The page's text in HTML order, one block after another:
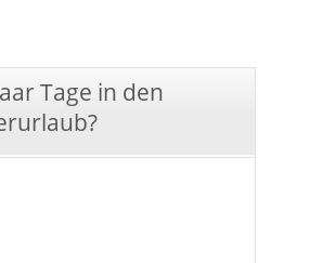
Tage in den